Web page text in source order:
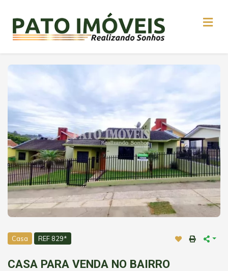
Casa REF 829*
CASA PARA VENDA NO BAIRRO